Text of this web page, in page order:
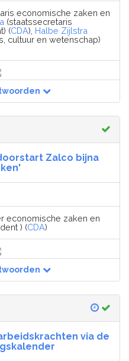
economische zaken en
(staatssecretaris
(CDA), Halbe Zijlstra
cultuur en wetenschap)
Zalco bijna
economische zaken en
) (CDA)
via de